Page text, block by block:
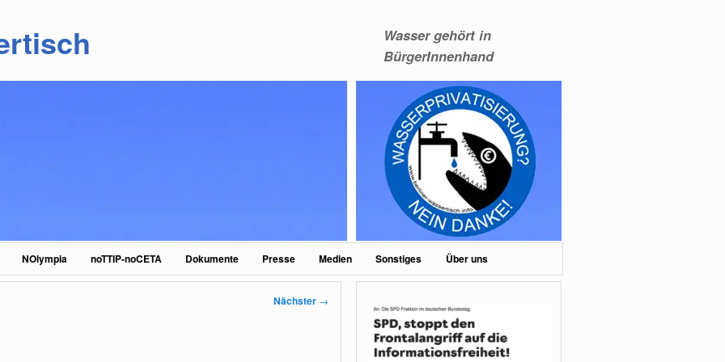
Wasser gehört in
BürgerInnenhand
NOlympia noTTIP-noCETA Dokumente Presse Medien Sonstiges Über uns
Nächster →